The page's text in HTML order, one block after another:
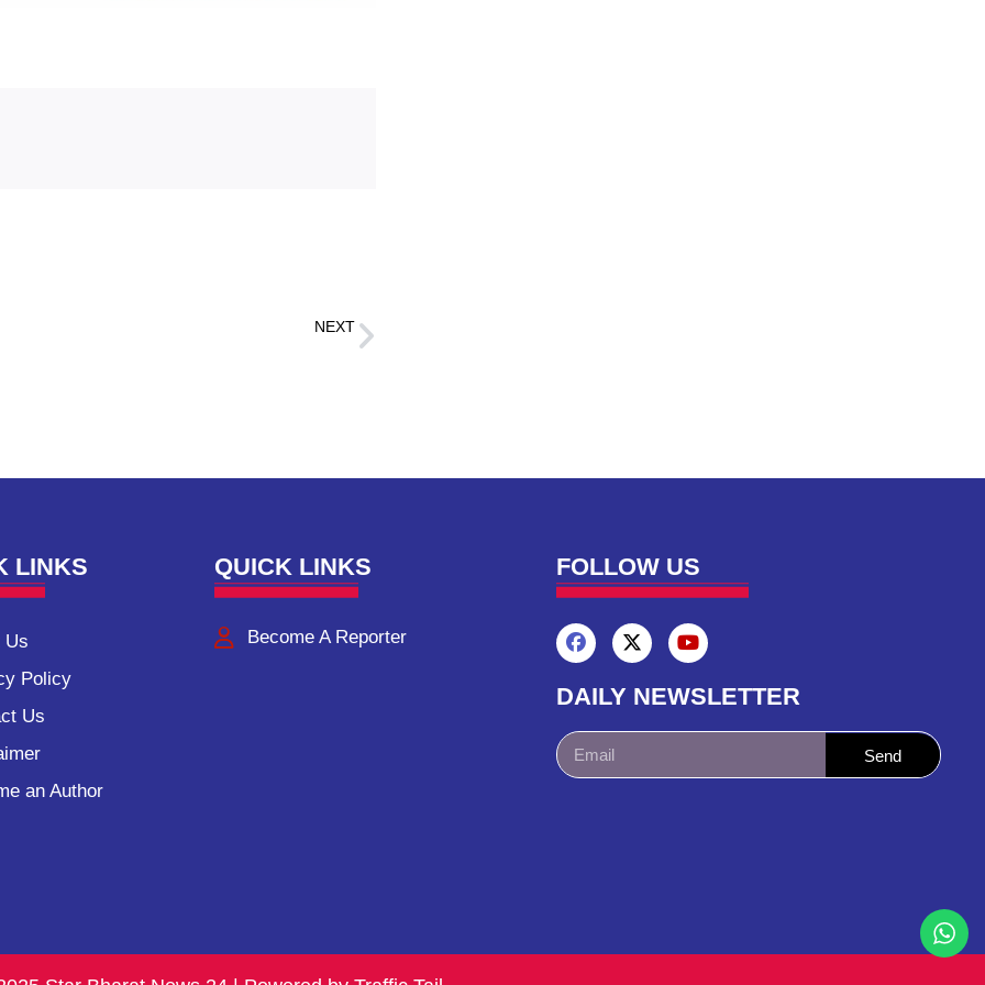
NEXT
LINKS
Us
Policy
Us
an Author
QUICK LINKS
Become A Reporter
FOLLOW US
DAILY NEWSLETTER
Send